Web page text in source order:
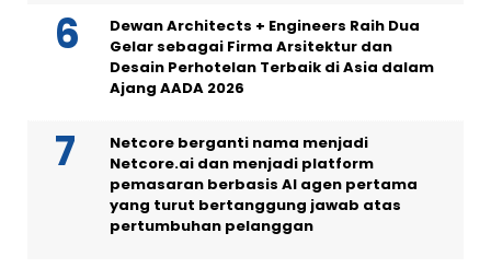
Dewan Architects + Engineers Raih Dua
Gelar sebagai Firma Arsitektur dan
Desain Perhotelan Terbaik di Asia dalam
Ajang AADA 2026
Netcore berganti nama menjadi
Netcore.ai dan menjadi platform
pemasaran berbasis AI agen pertama
yang turut bertanggung jawab atas
pertumbuhan pelanggan